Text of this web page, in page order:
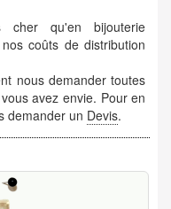
cher qu'en bijouterie
coûts de distribution
nous demander toutes
avez envie. Pour en
demander un Devis.